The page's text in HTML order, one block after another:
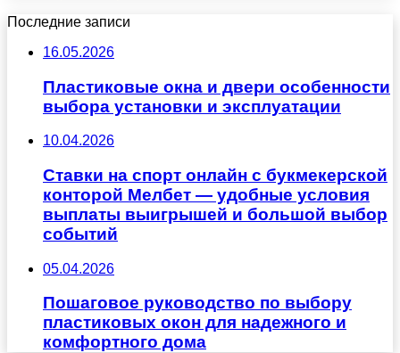
Последние записи
16.05.2026
Пластиковые окна и двери особенности
выбора установки и эксплуатации
10.04.2026
Ставки на спорт онлайн с букмекерской
конторой Мелбет — удобные условия
выплаты выигрышей и большой выбор
событий
05.04.2026
Пошаговое руководство по выбору
пластиковых окон для надежного и
комфортного дома